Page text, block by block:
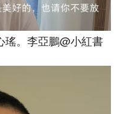
瑤。李亞鵬@小紅書